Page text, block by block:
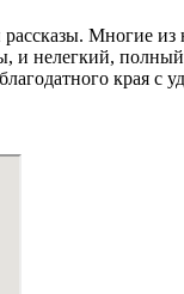
Многие
и нелегкий,
края с